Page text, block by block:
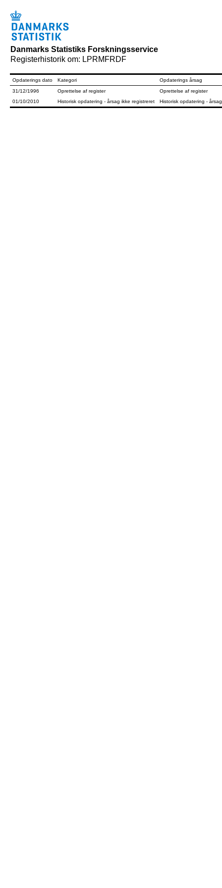
Danmarks Statistiks Forskningsservice
Registerhistorik om: LPRMFRDF
Opdaterings dato Kategori
Opdaterings årsag
31/12/1996
Oprettelse af register
Oprettelse af register
01/10/2010
Historisk opdatering - årsag ikke registreret Historisk opdatering -